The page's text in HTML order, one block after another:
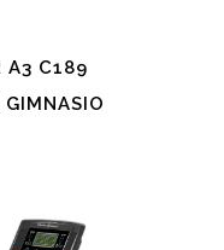
A3 C189
GIMNASIO